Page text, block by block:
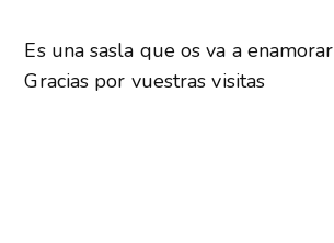
Es una sasla que os va a enamorar
Gracias por vuestras visitas